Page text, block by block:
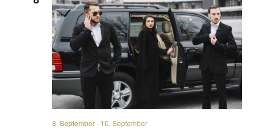
8. September- 10. September